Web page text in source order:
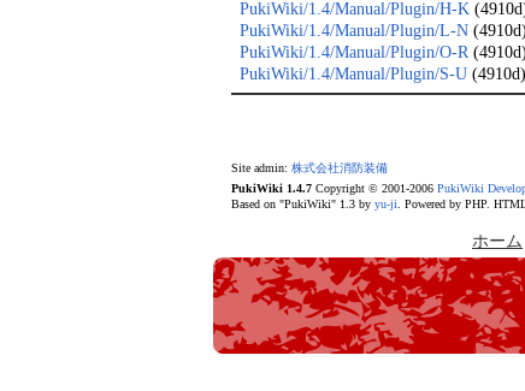
PukiWiki/1.4/Manual/Plugin/H-K
PukiWiki/1.4/Manual/Plugin/L-N (4910d)
PukiWiki/1.4/Manual/Plugin/O-R (4910d)
PukiWiki/1.4/Manual/Plugin/S-U (4910d)
Site admin: 株式会社消防装備
PukiWiki 1.4.7 Copyright © 2001-2006 PukiWiki
Based on "PukiWiki" 1.3 by yu-ji . Powered by PHP.
ホーム